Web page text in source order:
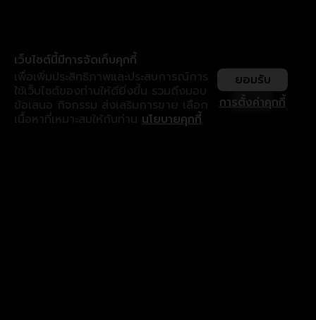
เว็บไซต์นี้มีการจัดเก็บคุกกี้
เพื่อเพิ่มประสิทธิภาพและประสบการณ์การ
ใช้เว็บไซต์ของท่านให้ดียิ่งขึ้น รวมถึงมอบ
ข้อเสนอ กิจกรรม ส่งเสริมการขาย เลือก
เนื้อหาที่เหมาะสมให้กับท่าน นโยบายคุกกี้
การตั้งค่าคุกกี้
ยอมรับ
ใช้งานแอป ลื่นไหลกว่า ไม่มีสะดุด
ดาวน์โหลดแอปเพื่อการรับชมที่ดีกว่า เปิด